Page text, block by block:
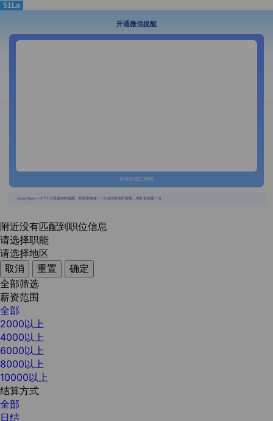
51La
开通微信提醒
长按识别二维码
{{usertype=='2'?'个人投递实时提醒，招聘更快捷！':'企业回复实时提醒，求职更快捷！'}}
附近没有匹配到职位信息
请选择职能
请选择地区
取消
重置
确定
全部筛选
薪资范围
全部
2000以上
4000以上
6000以上
8000以上
10000以上
结算方式
全部
日结